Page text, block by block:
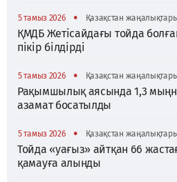
5 тамыз 2026 • Қазақстан
ҚМДБ Жетісайдағы тойда
пікір білдірді
5 тамыз 2026 • Қазақстан
Рақымшылық аясында 1,3
азамат босатылды
5 тамыз 2026 • Қазақстан
Тойда «уағыз» айтқан 66
қамауға алынды